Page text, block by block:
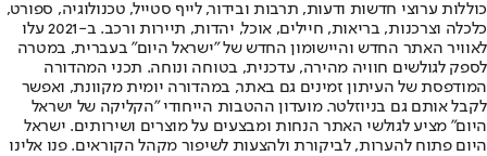
כוללות ערוצי חדשות ודעות, תרבות ובידור, לייף סטייל, טכנולוגיה, ספורט,
כלכלה וצרכנות, בריאות, חיילים, אוכל, יהדות, תיירות ורכב. ב-2021 עלו
לאוויר האתר החדש והיישומון החדש של "ישראל היום" בעברית, במטרה
לספק לגולשים חוויה מהירה, עדכנית, בטוחה ונוחה. תכני המהדורה
המודפסת של העיתון זמינים גם באתר, במהדורה יומית מקוונת, ואפשר
לקבל אותם גם בניוזלטר. מועדון ההטבות הייחודי "הקליקה של ישראל
היום" מציע לגולשי האתר הנחות ומבצעים על מוצרים ושירותים. ישראל
היום פתוח להערות, לביקורת ולהצעות לשיפור מקהל הקוראים. פנו אלינו